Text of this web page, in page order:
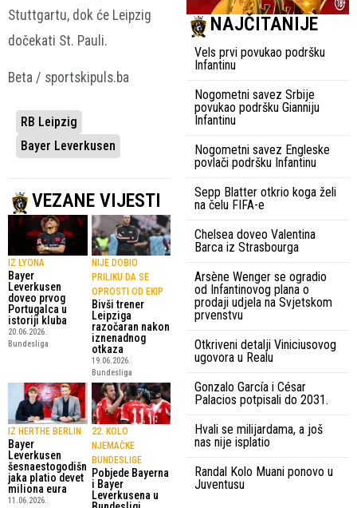
Stuttgartu, dok će Leipzig
dočekati St. Pauli.
Beta / sportskipuls.ba
RB Leipzig
Bayer Leverkusen
VEZANE VIJESTI
IZ LYONA
Bayer
Leverkusen
doveo prvog
Portugalca u
istoriji kluba
20.06.2026.
Bundesliga
NIJE DOBIO
PRILIKU DA SE
OPROSTI OD EKIP
Bivši trener
Leipziga
razočaran nakon
iznenadnog
otkaza
19.06.2026.
Bundesliga
IZ HERTHE BERLIN
Bayer
Leverkusen
šesnaestogodišn
jaka platio devet
miliona eura
11.06.2026.
22. KOLO
NJEMAČKE
BUNDESLIGE
Pobjede Bayerna
i Bayer
Leverkusena u
NAJČITANIJE
Vels prvi povukao podršku
Infantinu
Nogometni savez Srbije
povukao podršku Gianniju
Infantinu
Nogometni savez Engleske
povlači podršku Infantinu
Sepp Blatter otkrio koga želi
na čelu FIFA-e
Chelsea doveo Valentina
Barca iz Strasbourga
Arsène Wenger se ogradio
od Infantinovog plana o
prodaji udjela na Svjetskom
prvenstvu
Otkriveni detalji Viniciusovog
ugovora u Realu
Gonzalo García i César
Palacios potpisali do 2031.
Hvali se milijardama, a još
nas nije isplatio
Randal Kolo Muani ponovo u
Juventusu